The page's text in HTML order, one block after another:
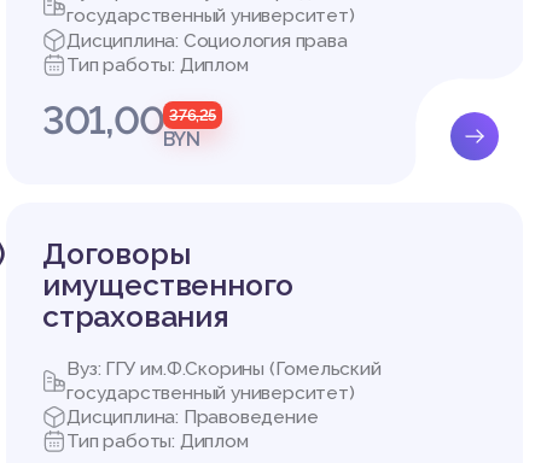
п
государственный университет)
Дисциплина: Социология права
Тип работы: Диплом
301,00 376,25
BYN
Договоры
имущественного
страхования
Вуз: ГГУ им.Ф.Скорины (Гомельский
государственный университет)
Дисциплина: Правоведение
Тип работы: Диплом